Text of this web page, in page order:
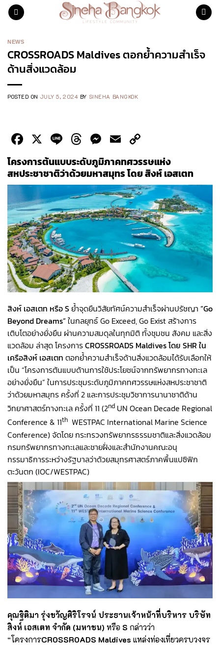
Skip
NEWS
CROSSROADS Maldives ตอกย้ำความสำเร็จ
ด้านสิ่งแวดล้อม
POSTED ON JULY 5, 2024 BY SINEHA BANGKOK
Facebook
X LineThreads
Messenger
Email
Link
โครงการต้นแบบระดับภูมิภาคทศวรรษแห่ง
สหประชาชาติว่าด้วยมหาสมุทร โดยสิงห์ เอสเตท
สิงห์ เอสเตท หรือSย้ำจุดยืนวิสัยทัศน์ความสำเร็จผ่านปรัชญา “Go
Beyond Dreams”ในกลยุทธ์ Go Exceed, Go Exist สร้างการ
เติบโตอย่างยั่งยืน ผ่านความสมดุลในทุกมิติ ทั้งชุมชน สังคม และสิ่ง
แวดล้อม ล่าสุด โครงการCROSSROADS Maldivesโดย SHRใน
เครือสิงห์ เอสเตท ตอกย้ำความสำเร็จด้านสิ่งแวดล้อมได้รับเลือกให้
เป็น “โครงการต้นแบบด้านการใช้ประโยชน์จากทรัพยากรทางทะเล
อย่างยั่งยืน” ในการประชุมระดับภูมิภาคทศวรรษแห่งสหประชาชาติ
ว่าด้วยมหาสมุทร ครั้งที่ 2 และการประชุมวิชาการนานาชาติด้าน
วิทยาศาสตร์ทางทะเล ครั้งที่ 11 (2nd UN Ocean Decade Regional
Conference & 11th WESTPAC International Marine Science
Conference) จัดโดย กระทรวงทรัพยากรธรรมชาติและสิ่งแวดล้อม
กรมทรัพยากรทางทะเลและชายฝั่งและสำนักงานคณะอนุ
กรรมาธิการระหว่างรัฐบาลว่าด้วยสมุทรศาสตร์ภาคพื้นแปซิฟิก
ตะวันตก (IOC/WESTPAC)
คุณฐิติมา รุ่งขวัญศิริโรจน์ ประธานเจ้าหน้าที่บริหาร บริษัท
สิงห์ เอสเตท จำกัด (มหาชน) หรือ S กล่าวว่า
“โครงการCROSSROADS Maldives แหล่งท่องเที่ยวครบวงจร